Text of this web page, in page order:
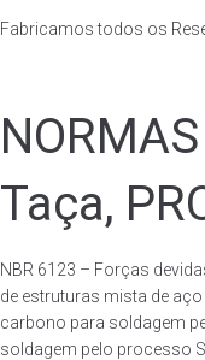
Fabricamos todos os
Taça,
NBR 6123 – Forças
de estruturas mista de
carbono para soldagem
soldagem pelo processo